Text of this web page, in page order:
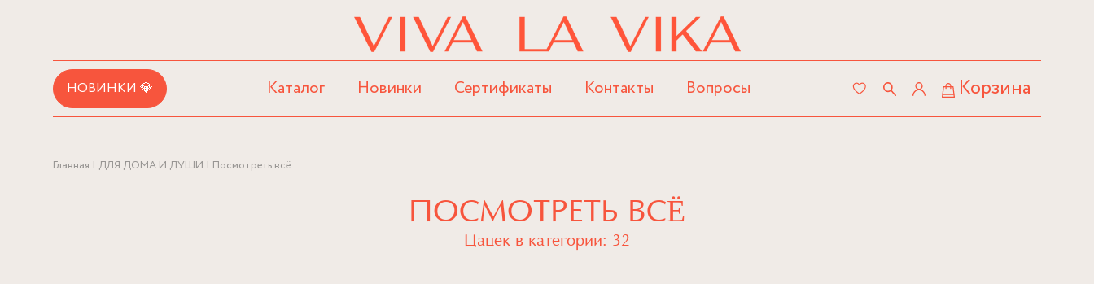
НОВИНКИ 💎 Каталог Новинки Сертификаты Контакты Вопросы Корзина
Главная ДЛЯ ДОМА И ДУШИ Посмотреть всё
ПОСМОТРЕТЬ ВСЁ
Цацек в категории: 32